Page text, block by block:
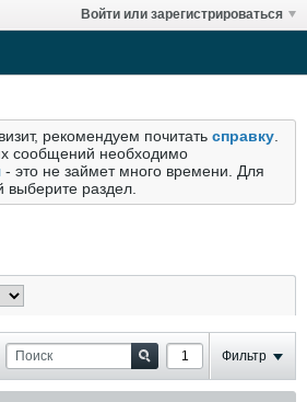
Войти или зарегистрироваться
рекомендуем почитать справку
сообщений необходимо
- это не займет много времени. Для
раздел.
Фильтр